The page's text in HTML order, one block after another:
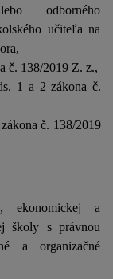
odborného
učiteľa na
č. 138/2019 Z. z.,
1 a 2 zákona č.
č. 138/2019
ekonomickej a
školy s právnou
a organizačné